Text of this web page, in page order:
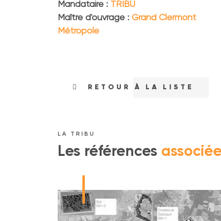
Mandataire : TRIBU
Maître d'ouvrage : Grand Clermont
Métropole
RETOUR À LA LISTE
LA TRIBU
Les références